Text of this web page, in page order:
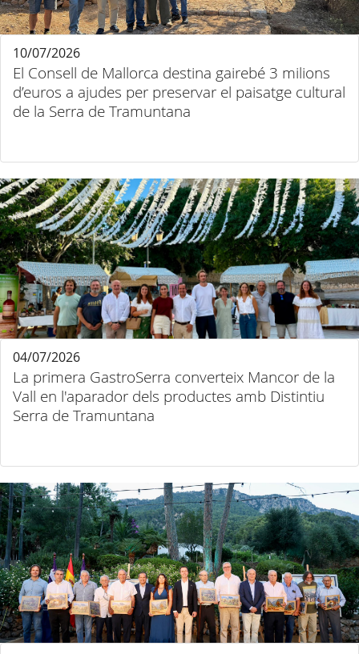
El Consell de Mallorca destina gairebé 3 milions
d’euros a ajudes per preservar el paisatge cultural
de la Serra de Tramuntana
10/07/2026
La primera GastroSerra converteix Mancor de la
Vall en l'aparador dels productes amb Distintiu
Serra de Tramuntana
04/07/2026